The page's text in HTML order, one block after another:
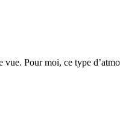
Pour moi, ce type